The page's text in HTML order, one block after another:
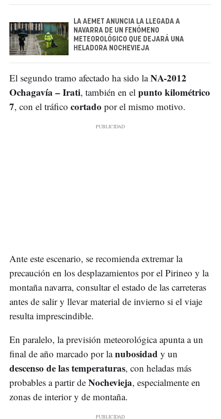
LA AEMET ANUNCIA LA LLEGADA A
NAVARRA DE UN FENÓMENO
METEOROLÓGICO QUE DEJARÁ UNA
HELADORA NOCHEVIEJA
El segundo tramo afectado ha sido laNA-2012
Ochagavía – Irati, también en el punto kilométrico
7, con el tráfico cortado por el mismo motivo.
Ante este escenario, se recomienda extremar la
precaución en los desplazamientos por el Pirineo y la
montaña navarra, consultar el estado de las carreteras
antes de salir y llevar material de invierno si el viaje
resulta imprescindible.
En paralelo, la previsión meteorológica apunta a un
final de año marcado por lanubosidad y un
descenso de las temperaturas, con heladas más
probables a partir de Nochevieja, especialmente en
zonas de interior y de montaña.